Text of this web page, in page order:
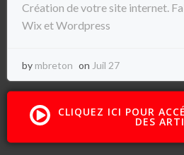
Création de votre site internet.
Wix et Wordpress
by mbreton on Juil 27
CLIQUEZ ICI POUR
DES